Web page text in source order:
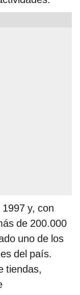
y, con
de 200.000
uno de los
del país.
tiendas,